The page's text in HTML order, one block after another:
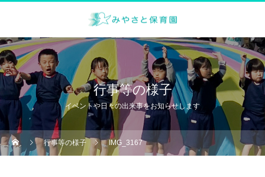
行事等の様子
イベントや日々の出来事をお知らせします
行事等の様子 IMG_3167